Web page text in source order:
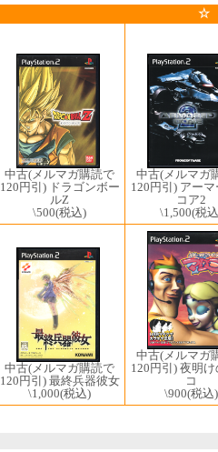
☆
中古(メルマガ購読で
120円引) ドラゴンボー
ルZ
\500(税込)
中古(メルマガ
120円引) アー
コア2
\1,500(税
中古(メルマガ購読で
120円引) 最終兵器彼女
\1,000(税込)
中古(メルマガ
120円引) 夜明
コ
\900(税込)